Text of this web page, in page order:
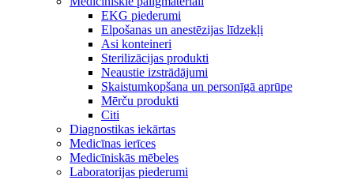
EKG piederumi
Elpošanas un anestēzijas līdzekļi
Asi konteineri
Sterilizācijas produkti
Neaustie izstrādājumi
Skaistumkopšana un personīgā aprūpe
Mērču produkti
Citi
Diagnostikas iekārtas
Medicīnas ierīces
Medicīniskās mēbeles
Laboratorijas piederumi